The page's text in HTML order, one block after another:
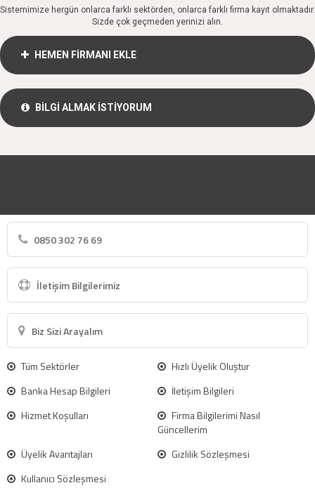
Sistemimize hergün onlarca farklı sektörden, onlarca farklı firma kayıt olmaktadır.
Sizde çok geçmeden yerinizi alın.
HEMEN FİRMANI EKLE
BİLGİ ALMAK İSTİYORUM
0850 302 76 69
İletişim Bilgilerimiz
Biz Sizi Arayalım
Tüm Sektörler
Hızlı Üyelik Oluştur
Banka Hesap Bilgileri
İletişim Bilgileri
Hizmet Koşulları
Firma Bilgilerimi Nasıl
Güncellerim
Üyelik Avantajları
Gizlilik Sözleşmesi
Kullanıcı Sözleşmesi